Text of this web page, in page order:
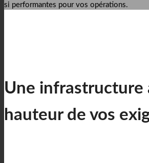
si performantes pour vos opérations.
Une infrastructure
hauteur de vos